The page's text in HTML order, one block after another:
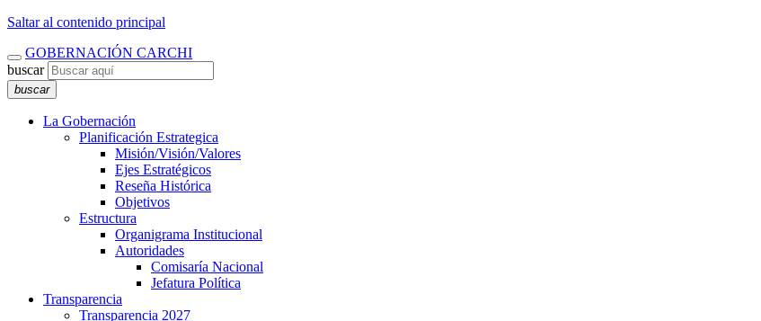
Saltar al contenido principal
GOBERNACIÓN CARCHI
buscar
buscar
La Gobernación
Planificación Estrategica
Misión/Visión/Valores
Ejes Estratégicos
Reseña Histórica
Objetivos
Estructura
Organigrama Institucional
Autoridades
Comisaría Nacional
Jefatura Política
Transparencia
Transparencia 2027